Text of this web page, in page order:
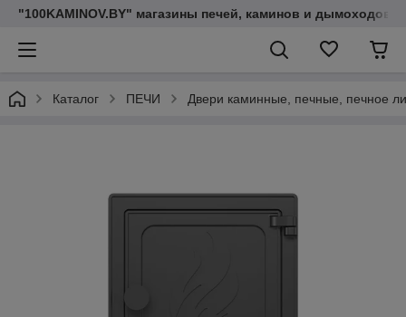
"100KAMINOV.BY" магазины печей, каминов и дымоходов
Каталог ПЕЧИ Двери каминные, печные, печное